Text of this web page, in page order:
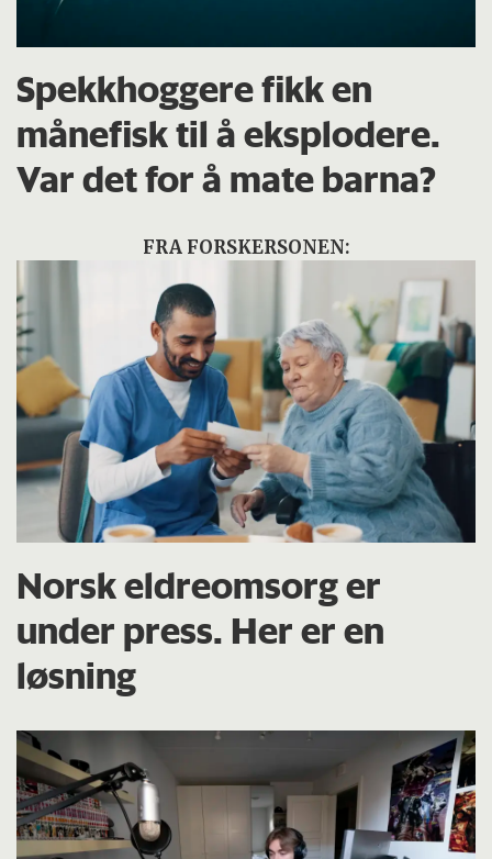
Spekkhoggere fikk en
månefisk til å eksplodere.
Var det for å mate barna?
FRA FORSKERSONEN:
Norsk eldreomsorg er
under press. Her er en
løsning